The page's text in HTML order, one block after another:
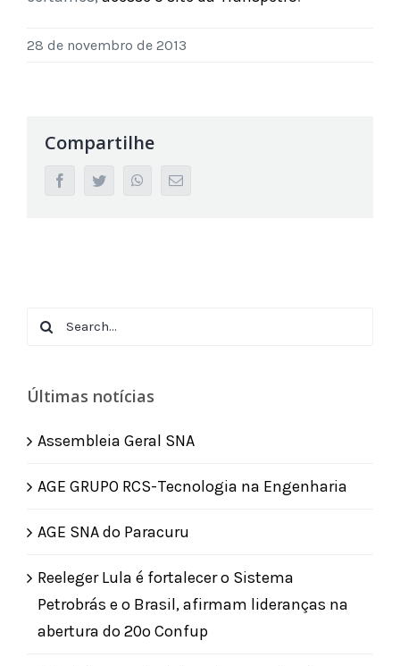
28 de novembro de 2013
Compartilhe
facebooktwitter whatsappEmail
Search
Últimas notícias
Assembleia Geral SNA
AGE GRUPO RCS-Tecnologia na Engenharia
AGE SNA do Paracuru
Reeleger Lula é fortalecer o Sistema
Petrobrás e o Brasil, afirmam lideranças na
abertura do 20º Confup